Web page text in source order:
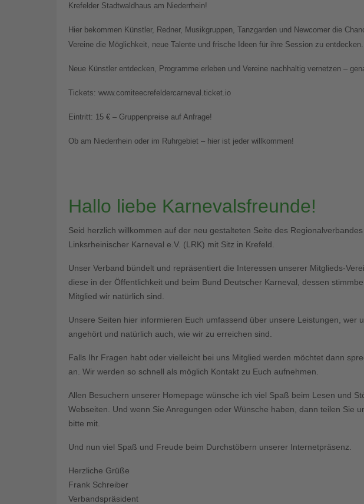
Krefelder Stadtwaldhaus am Niederrhein!
Hier bekommen Künstler, Redner, Musikgruppen, Tanzgarden und Newcomer die
Vereine die Möglichkeit, neue Talente und frische Ideen für ihre Session zu entdecken.
Neue Künstler entdecken, Programme erleben und Vereine nachhaltig vernetzen –
Tickets: www.comiteecrefeldercarneval.ticket.io
Eintritt: 15 € – Gruppenpreise auf Anfrage!
Ob am Niederrhein oder im Ruhrgebiet – hier ist jeder willkommen!
Hallo liebe Karnevalsfreunde!
Seid herzlich willkommen auf der neu gestalteten Seite des Regionalverbandes
Linksrheinischer Karneval e.V. (LRK) mit Sitz in Krefeld.
Unser Verband bündelt und repräsentiert die Interessen unserer Mitglieds-
diese in der Öffentlichkeit und beim Bund Deutscher Karneval, dessen
Mitglied wir natürlich sind.
Unsere Seiten hier informieren Euch umfassend über unsere Leistungen, wer
angehört und natürlich auch, wie wir zu erreichen sind.
Falls Ihr Fragen habt oder vielleicht bei uns Mitglied werden möchtet dann
an. Wir werden so schnell als möglich Kontakt zu Euch aufnehmen.
Allen Besuchern unserer Homepage wünsche ich viel Spaß beim Lesen und
Webseiten. Und wenn Sie Anregungen oder Wünsche haben, dann teilen Sie
bitte mit.
Und nun viel Spaß und Freude beim Durchstöbern unserer Internetpräsenz.
Herzliche Grüße
Frank Schreiber
Verbandspräsident